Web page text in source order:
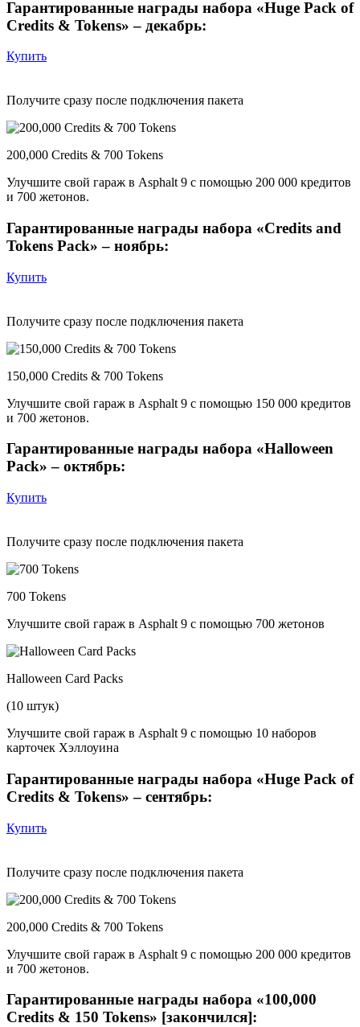
Гарантированные награды набора «Huge Pack of
Credits & Tokens» – декабрь:
Купить
Получите сразу после подключения пакета
200,000 Credits & 700 Tokens
Улучшите свой гараж в Asphalt 9 с помощью 200 000 кредитов
и 700 жетонов.
Гарантированные награды набора «Credits and
Tokens Pack» – ноябрь:
Купить
Получите сразу после подключения пакета
150,000 Credits & 700 Tokens
Улучшите свой гараж в Asphalt 9 с помощью 150 000 кредитов
и 700 жетонов.
Гарантированные награды набора «Halloween
Pack» – октябрь:
Купить
Получите сразу после подключения пакета
700 Tokens
Улучшите свой гараж в Asphalt 9 с помощью 700 жетонов
Halloween Card Packs
(10 штук)
Улучшите свой гараж в Asphalt 9 с помощью 10 наборов
карточек Хэллоуина
Гарантированные награды набора «Huge Pack of
Credits & Tokens» – сентябрь:
Купить
Получите сразу после подключения пакета
200,000 Credits & 700 Tokens
Улучшите свой гараж в Asphalt 9 с помощью 200 000 кредитов
и 700 жетонов.
Гарантированные награды набора «100,000
Credits & 150 Tokens» [закончился]: